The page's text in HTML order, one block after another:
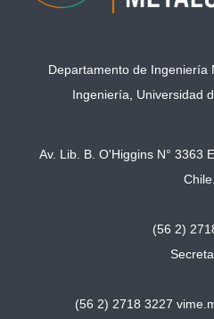
Departamento de Ingeniería
Ingeniería, Universidad
Av. Lib. B. O'Higgins N° 3363
Chile.
(56 2)
(56 2) 2718 3227